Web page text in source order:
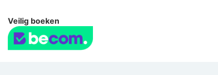
Veilig boeken